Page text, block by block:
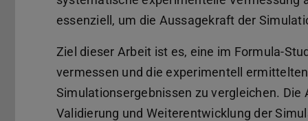
essenziell, um die Aussagekraft der
Ziel dieser Arbeit ist es, eine im Formula-
vermessen und die experimentell
Simulationsergebnissen zu vergleichen.
Validierung und Weiterentwicklung der